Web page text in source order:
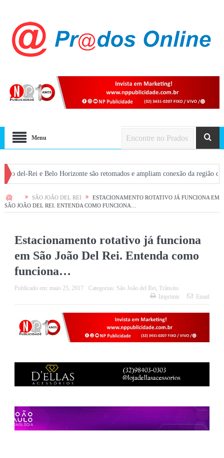
Menu
e Belo Horizonte são retomados e ampliam conexão da região com a capital
HOME SÃO JOÃO DEL REI
ESTACIONAMENTO ROTATIVO JÁ FUNCIONA EM
SÃO JOÃO DEL REI. ENTENDA COMO FUNCIONA…
Estacionamento rotativo já funciona
em São João Del Rei. Entenda como
funciona…
Publicado em: maio 25, 2017 Categorias: São João del Rei, Trânsito
Imprimir
Email